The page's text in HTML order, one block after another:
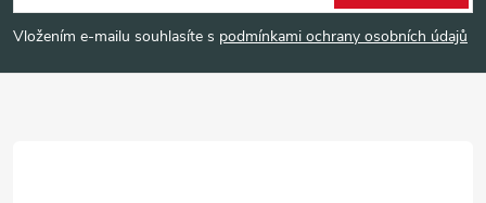
pVložením e-mailu souhlasíte s podmínkami ochrany osobních údajů